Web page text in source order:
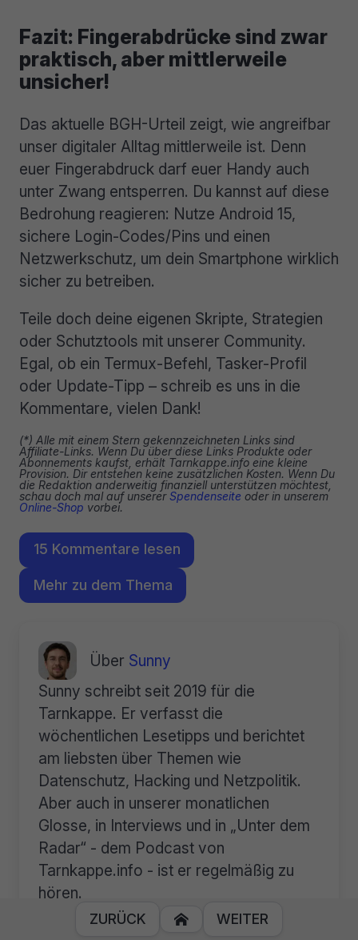
Fazit: Fingerabdrücke sind zwar
praktisch, aber mittlerweile
unsicher!
Das aktuelle BGH-Urteil zeigt, wie angreifbar
unser digitaler Alltag mittlerweile ist. Denn
euer Fingerabdruck darf euer Handy auch
unter Zwang entsperren. Du kannst auf diese
Bedrohung reagieren: Nutze Android 15,
sichere Login-Codes/Pins und einen
Netzwerkschutz, um dein Smartphone wirklich
sicher zu betreiben.
Teile doch deine eigenen Skripte, Strategien
oder Schutztools mit unserer Community.
Egal, ob ein Termux-Befehl, Tasker-Profil
oder Update-Tipp – schreib es uns in die
Kommentare, vielen Dank!
(*) Alle mit einem Stern gekennzeichneten Links sind
Affiliate-Links. Wenn Du über diese Links Produkte oder
Abonnements kaufst, erhält Tarnkappe.info eine kleine
Provision. Dir entstehen keine zusätzlichen Kosten. Wenn Du
die Redaktion anderweitig finanziell unterstützen möchtest,
schau doch mal auf unsererSpendenseite oder in unserem
Online-Shop vorbei.
15 Kommentare lesen
Mehr zu dem Thema
Über Sunny
Sunny schreibt seit 2019 für die
Tarnkappe. Er verfasst die
wöchentlichen Lesetipps und berichtet
am liebsten über Themen wie
Datenschutz, Hacking und Netzpolitik.
Aber auch in unserer monatlichen
Glosse, in Interviews und in „Unter dem
Radar“ - dem Podcast von
Tarnkappe.info - ist er regelmäßig zu
hören.
ZURÜCK  WEITER